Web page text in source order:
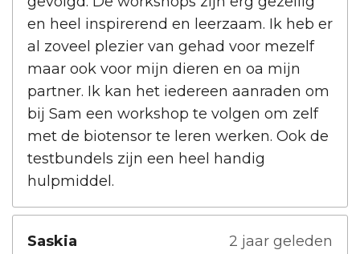
en heel inspirerend en leerzaam. Ik heb er
al zoveel plezier van gehad voor mezelf
maar ook voor mijn dieren en oa mijn
partner. Ik kan het iedereen aanraden om
bij Sam een workshop te volgen om zelf
met de biotensor te leren werken. Ook de
testbundels zijn een heel handig
hulpmiddel.
Saskia
2 jaar geleden